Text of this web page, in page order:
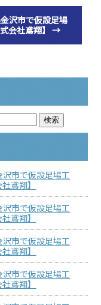
沢市で仮設足場
会社鳶翔】→
市で仮設足場工
鳶翔】
市で仮設足場工
鳶翔】
市で仮設足場工
鳶翔】
市で仮設足場工
鳶翔】